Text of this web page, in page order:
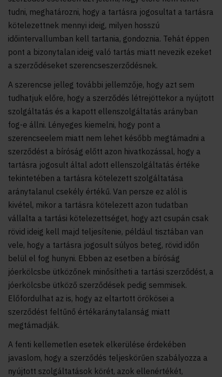
tudni, meghatározni, hogy a tartásra jogosultat a tartásra
kötelezettnek mennyi ideig, milyen hosszú
időintervallumban kell tartania, gondoznia. Tehát éppen
pont a bizonytalan ideig való tartás miatt nevezik ezeket
a szerződéseket szerencseszerződésnek.
A szerencse jelleg további jellemzője, hogy azt sem
tudhatjuk előre, hogy a szerződés létrejöttekor a nyújtott
szolgáltatás és a kapott ellenszolgáltatás arányban
fog-e állni. Lényeges kiemelni, hogy pont a
szerencseelem miatt nem lehet később megtámadni a
szerződést a bíróság előtt azon hivatkozással, hogy a
tartásra jogosult által adott ellenszolgáltatás értéke
tekintetében a tartásra kötelezett szolgáltatása
aránytalanul csekély értékű. Van persze ez alól is
kivétel, mikor a tartásra kötelezett azon tudatban
vállalta a tartási kötelezettséget, hogy azt csupán csak
rövid ideig kell majd teljesítenie, például tisztában van
vele, hogy a tartásra jogosult súlyos beteg, rövid időn
belül el fog hunyni. Ebben az esetben a bíróság
jóerkölcsbe ütközőnek minősítheti a tartási szerződést, a
jóerkölcsbe ütköző szerződések pedig semmisek.
Előfordulhat az is, hogy az eltartott örökösei a
szerződést feltűnő értékaránytalanság miatt
megtámadják.
A fenti kellemetlen esetek elkerülése érdekében
javaslom, hogy a szerződés teljeskörűen szabályozza a
nyújtott szolgáltatások körét, azok ellenértékét,